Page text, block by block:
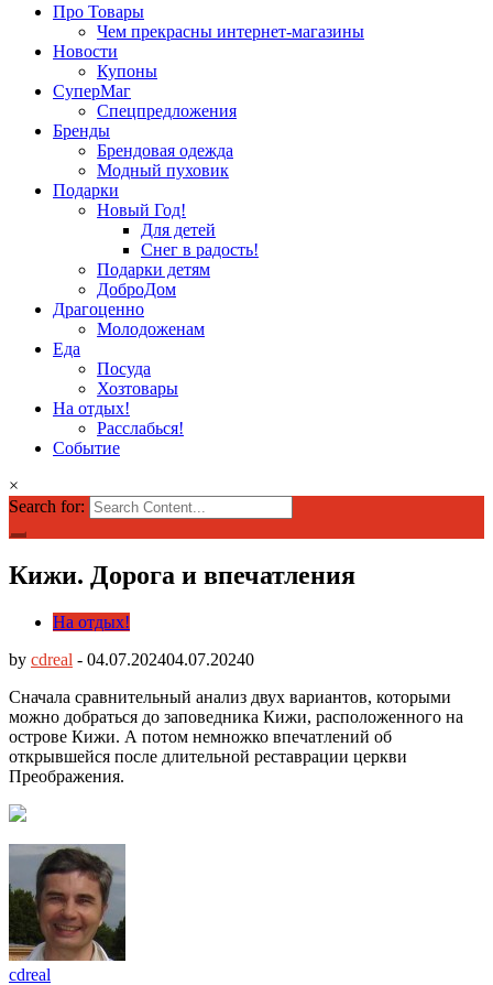
Про Товары
Чем прекрасны интернет-магазины
Новости
Купоны
СуперМаг
Спецпредложения
Бренды
Брендовая одежда
Модный пуховик
Подарки
Новый Год!
Для детей
Снег в радость!
Подарки детям
ДоброДом
Драгоценно
Молодоженам
Еда
Посуда
Хозтовары
На отдых!
Расслабься!
Событие
×
Search for:
Кижи. Дорога и впечатления
На отдых!
by cdreal - 04.07.202404.07.20240
Сначала сравнительный анализ двух вариантов, которыми
можно добраться до заповедника Кижи, расположенного на
острове Кижи. А потом немножко впечатлений об
открывшейся после длительной реставрации церкви
Преображения.
cdreal